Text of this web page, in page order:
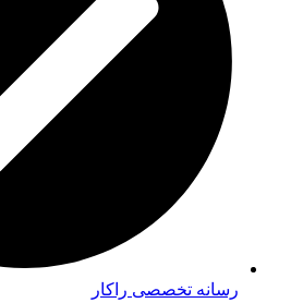
رسانه تخصصی راکار